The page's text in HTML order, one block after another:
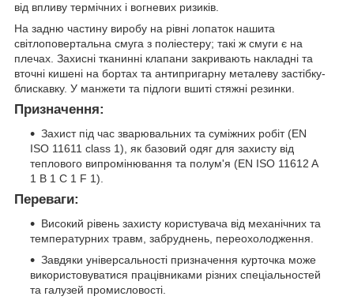
від впливу термічних і вогневих ризиків.
На задню частину виробу на рівні лопаток нашита
світлоповертальна смуга з поліестеру; такі ж смуги є на
плечах. Захисні тканинні клапани закривають накладні та
вточні кишені на бортах та антипригарну металеву застібку-
блискавку. У манжети та підлоги вшиті стяжні резинки.
Призначення:
Захист під час зварювальних та суміжних робіт (EN
ISO 11611 class 1), як базовий одяг для захисту від
теплового випромінювання та полум'я (EN ISO 11612 A
1 B 1 C 1 F 1).
Переваги:
Високий рівень захисту користувача від механічних та
температурних травм, забруднень, переохолодження.
Завдяки універсальності призначення курточка може
використовуватися працівниками різних спеціальностей
та галузей промисловості.